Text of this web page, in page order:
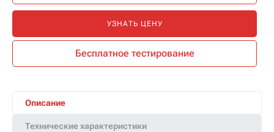
УЗНАТЬ ЦЕНУ
Бесплатное тестирование
Описание
Технические характеристики